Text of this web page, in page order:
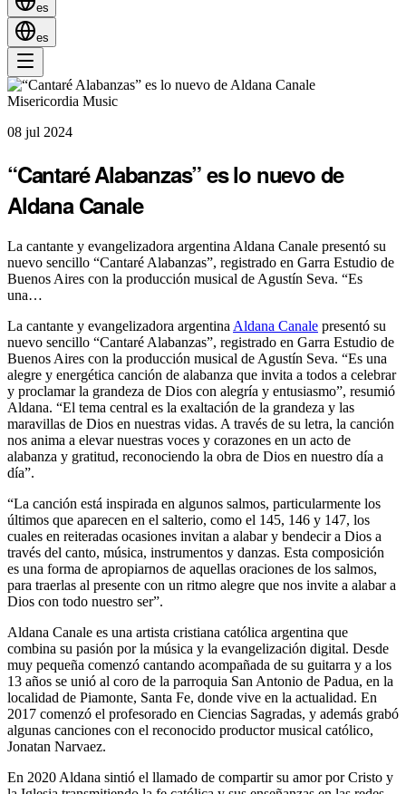
es
es
Misericordia Music
08 jul 2024
“Cantaré Alabanzas” es lo nuevo de
Aldana Canale
La cantante y evangelizadora argentina Aldana Canale presentó su
nuevo sencillo “Cantaré Alabanzas”, registrado en Garra Estudio de
Buenos Aires con la producción musical de Agustín Seva. “Es
una…
La cantante y evangelizadora argentina Aldana Canale presentó su
nuevo sencillo “Cantaré Alabanzas”, registrado en Garra Estudio de
Buenos Aires con la producción musical de Agustín Seva. “Es una
alegre y energética canción de alabanza que invita a todos a celebrar
y proclamar la grandeza de Dios con alegría y entusiasmo”, resumió
Aldana. “El tema central es la exaltación de la grandeza y las
maravillas de Dios en nuestras vidas. A través de su letra, la canción
nos anima a elevar nuestras voces y corazones en un acto de
alabanza y gratitud, reconociendo la obra de Dios en nuestro día a
día”.
“La canción está inspirada en algunos salmos, particularmente los
últimos que aparecen en el salterio, como el 145, 146 y 147, los
cuales en reiteradas ocasiones invitan a alabar y bendecir a Dios a
través del canto, música, instrumentos y danzas. Esta composición
es una forma de apropiarnos de aquellas oraciones de los salmos,
para traerlas al presente con un ritmo alegre que nos invite a alabar a
Dios con todo nuestro ser”.
Aldana Canale es una artista cristiana católica argentina que
combina su pasión por la música y la evangelización digital. Desde
muy pequeña comenzó cantando acompañada de su guitarra y a los
13 años se unió al coro de la parroquia San Antonio de Padua, en la
localidad de Piamonte, Santa Fe, donde vive en la actualidad. En
2017 comenzó el profesorado en Ciencias Sagradas, y además grabó
algunas canciones con el reconocido productor musical católico,
Jonatan Narvaez.
En 2020 Aldana sintió el llamado de compartir su amor por Cristo y